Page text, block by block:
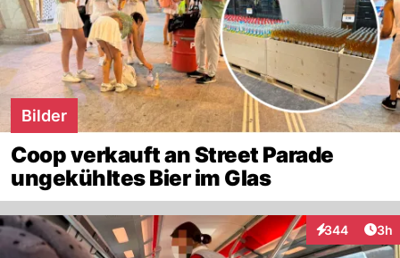
Bilder
Coop verkauft an Street Parade
ungekühltes Bier im Glas
344
Interaktionen
3h